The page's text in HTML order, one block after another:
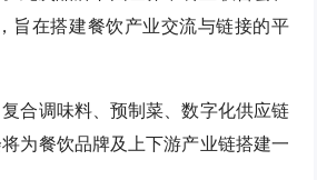
旨在搭建餐饮产业交流与链接的平
合调味料、预制菜、数字化供应链
为餐饮品牌及上下游产业链搭建一